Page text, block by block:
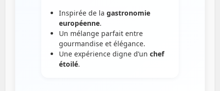
Inspirée de la gastronomie
européenne.
Un mélange parfait entre
gourmandise et élégance.
Une expérience digne d’un chef
étoilé.